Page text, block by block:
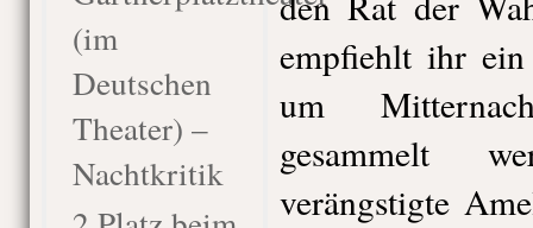
(im
Deutschen
Theater) –
Nachtkritik
empfiehlt ihr ein
um
gesammelt
verängstigte